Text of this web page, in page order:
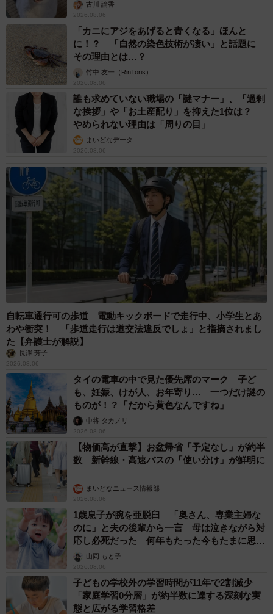
古川 諭香
2026.08.06
「カニにアジをあげると青くなる」ほんと
に！？ 「自然の染色技術が凄い」と話題に
その理由とは…？
竹中 友一（RinToris）
2026.08.06
誰も求めていない職場の「謎マナー」、「過剰
な挨拶」や「お土産配り」を抑えた1位は？
やめられない理由は「周りの目」
まいどなデータ
2026.08.06
自転車通行可の歩道 電動キックボードで走行中、小学生とあ
わや衝突！ 「歩道走行は道交法違反でしょ」と指摘されまし
た【弁護士が解説】
長澤 芳子
2026.08.06
タイの電車の中で見た優先席のマーク 子ど
も、妊娠、けが人、お年寄り… 一つだけ謎の
ものが！？「だから黄色なんですね」
中将 タカノリ
2026.08.06
【物価高が直撃】お盆帰省「予定なし」が約半
数 新幹線・高速バスの「使い分け」が鮮明に
まいどなニュース情報部
2026.08.06
1歳息子が腕を亜脱臼 「奥さん、専業主婦な
のに」と夫の後輩から一言 母は泣きながら対
応し必死だった 何年もたった今もたまに思い
出し…山岡 もと子
2026.08.06
子どもの学校外の学習時間が11年で2割減少
「家庭学習0分層」が約半数に達する深刻な実
態と広がる学習格差